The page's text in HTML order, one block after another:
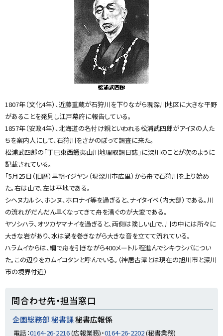
1807年（文化4年）、近藤重蔵が石狩川を下りながら現深川地区に大きな平野
があることを発見し江戸幕府に報告している。
1857年（安政4年）、北海道の名付け親といわれる松浦武四郎がアイヌの人た
ちを案内人にして、石狩川をさかのぼって調査に来た。
松浦武四郎の「丁巳東西蝦夷山川地理取調日誌」に深川のことが次のように
記載されている。
「5月25日（旧暦）早朝イジヤン（現深川市広里）から舟で石狩川を上り始め
た。右は山で、左は平地である。
シヘヌカルシ、ホンヌ、ホロナイ等を過ぎると、ナイタイベ（内大部）である。川
の流れがだんだん早くなってきて舟を漕ぐのが大変である。
ヤソシハラ、オツカヤマナイを過ぎると、両側は険しい山で、川の中には所々に
大きな岩があり、水は渦を巻きながら大きな音を立てて流れている。
ハラムイからは、綱で舟を引きながら400メートル程進んでシキウシバについ
た。この辺りをカムイコタンと呼んでいる。（神居古潭とは現在の旭川市と深川
市の境界付近）
問合わせ先・担当窓口
企画総務部 秘書課秘書広報係
電話：0164-26-2216(広報業務)・0164-26-2202(秘書業務)